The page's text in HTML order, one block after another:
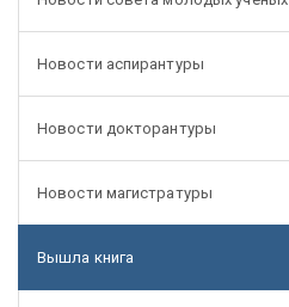
Новости аспирантуры
Новости докторантуры
Новости магистратуры
Вышла книга